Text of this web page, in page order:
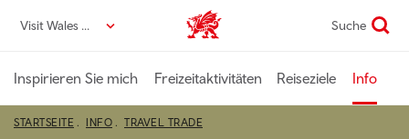
zumVisit Wales DE VisitWales home Suche
Inspirieren Sie mich Freizeitaktivitäten Reiseziele Info
STARTSEITE INFO TRAVEL TRADE